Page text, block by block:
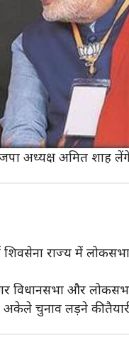
फैसला
कार्यकाल पूरा
में विधानसभा चुनाव
अध्यक्ष अमित शाह
शिवसेना राज्य में
विधानसभा और
अकेले चुनाव लड़ने की